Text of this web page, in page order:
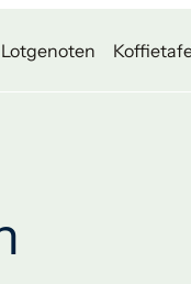
Lotgenoten